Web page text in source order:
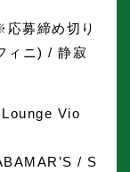
募締め切り
ィニ) / 静寂
Vio
/ S